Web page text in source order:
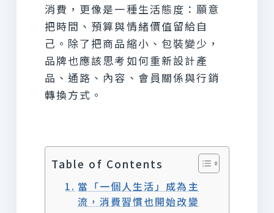
消費，更像是一種生活態度：願意
把時間、預算與情緒價值留給自
己。除了把商品縮小、包裝變少，
品牌也應該思考如何重新設計產
品、通路、內容、會員關係與行銷
轉換方式。
Table of Contents
當「一個人生活」成為主
流，消費習慣也開始改變